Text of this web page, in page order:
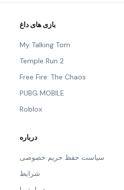
بازی های داغ
My Talking Tom
Temple Run 2
Free Fire: The Chaos
PUBG MOBILE
Roblox
درباره
سیاست حفظ حریم خصوصی
شرایط